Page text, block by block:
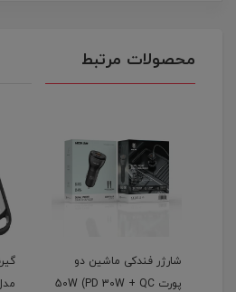
محصولات مرتبط
شارژر فندکی ماشین دو
پورت 50W (PD 30W + QC